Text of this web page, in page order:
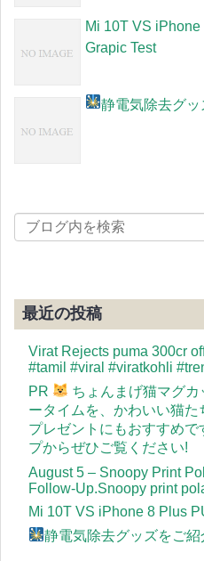
Mi 10T VS
Grapic Test
静電気除去グッ
最近の投稿
Virat Rejects puma 300cr
#tamil #viral #viratkohli
PR
ちょんまげ猫マグ
ータイムを、かわいい猫た
プレゼントにもおすすめで
プからぜひご覧ください!
August 5 – Snoopy Print
Follow-Up.Snoopy print
Mi 10T VS iPhone 8 Plus
静電気除去グッズをご紹